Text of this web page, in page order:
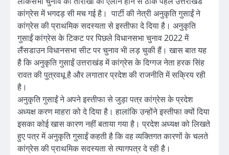
कांग्रेस में भगदड़ सी मच गई है। पार्टी की नेत्री अनुकृति गुसाईं ने
कांग्रेस की प्राथमिक सदस्यता से इस्तीफा दे दिया है। अनुकृति
गुसाईं कांग्रेस के टिकट पर पिछले विधानसभा चुनाव 2022 में
लैंसडाउन विधानसभा सीट पर चुनाव भी लड़ चुकी हैं। खास बात यह
है कि अनुकृति गुसाईं उत्तराखंड में कांग्रेस के दिग्गज नेता हरक सिंह
रावत की पुत्रवधू है और लगातार प्रदेश की राजनीति में सक्रिय रही
है।
अनुकृति गुसाईं ने अपने इस्तीफा से जुड़ा पत्र कांग्रेस के प्रदेश
अध्यक्ष करण माहरा को दे दिया है। हालांकि उन्होंने इस्तीफा क्यों दिया
इसका कोई खास कारण नहीं बताया गया है। प्रदेश अध्यक्ष को लिखते
हुए पत्र में अनुकृति गुसाईं कहती है कि वह व्यक्तिगत कारणों के चलते
कांग्रेस की प्राथमिक सदस्यता से त्यागपत्र दे रही है।